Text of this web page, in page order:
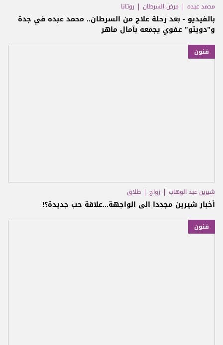
محمد عبده مرض السرطان روتانا
بالفيديو - بعد رحلة علاج من السرطان.. محمد عبده في جدة
و"دويتو" عفوي يجمعه بآمال ماهر
فنون
شيرين عبد الوهاب زواج طلاق
أخبار شيرين مجددا الى الواجهة...علاقة حب جديدة؟!
فنون